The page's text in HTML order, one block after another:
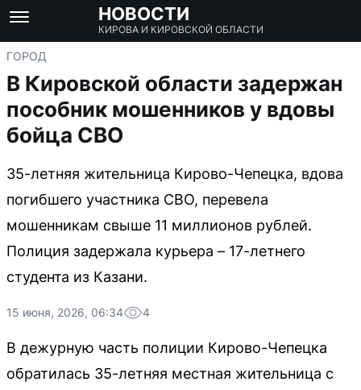
НОВОСТИ
КИРОВА И КИРОВСКОЙ ОБЛАСТИ
ГОРОД
В Кировской области задержан
пособник мошенников у вдовы
бойца СВО
35-летняя жительница Кирово-Чепецка, вдова
погибшего участника СВО, перевела
мошенникам свыше 11 миллионов рублей.
Полиция задержала курьера – 17-летнего
студента из Казани.
15 июня, 2026, 06:34 4
В дежурную часть полиции Кирово-Чепецка
обратилась 35-летняя местная жительница с